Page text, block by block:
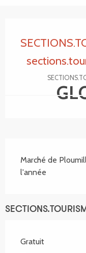
Marché de
l'année
Gratuit